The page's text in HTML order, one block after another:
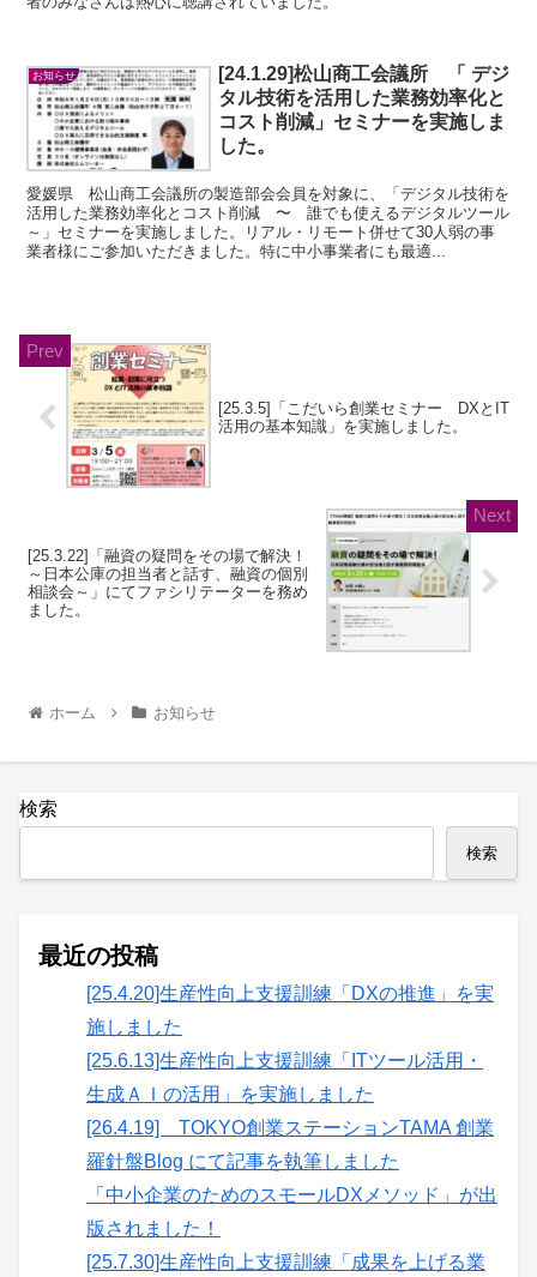
お知らせ
[24.1.29]松山商工会議所 「 デジ
タル技術を活用した業務効率化と
コスト削減」セミナーを実施しま
した。
愛媛県 松山商工会議所の製造部会会員を対象に、「デジタル技術を
活用した業務効率化とコスト削減 〜 誰でも使えるデジタルツール
～」セミナーを実施しました。リアル・リモート併せて30人弱の事
業者様にご参加いただきました。特に中小事業者にも最適...
[25.3.5]「こだいら創業セミナー DXとIT
活用の基本知識」を実施しました。
[25.3.22]「融資の疑問をその場で解決！
～日本公庫の担当者と話す、融資の個別
相談会～」にてファシリテーターを務め
ました。
ホーム お知らせ
検索
検索
最近の投稿
[25.4.20]生産性向上支援訓練「DXの推進」を実
施しました
[25.6.13]生産性向上支援訓練「ITツール活用・
生成ＡＩの活用」を実施しました
[26.4.19] TOKYO創業ステーションTAMA 創業
羅針盤Blog にて記事を執筆しました
「中小企業のためのスモールDXメソッド」が出
版されました！
[25.7.30]生産性向上支援訓練「成果を上げる業